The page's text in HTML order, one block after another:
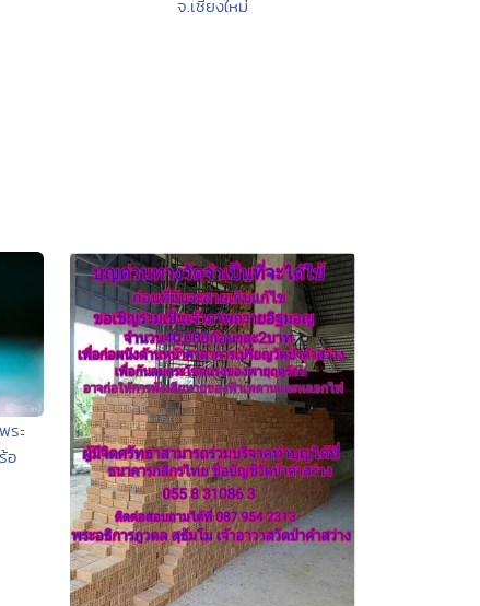
จ.เชียงใหม่
ระ
อ